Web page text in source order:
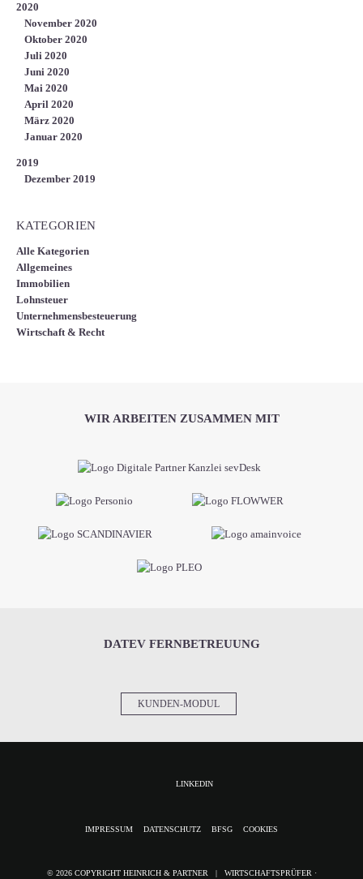
2020
November 2020
Oktober 2020
Juli 2020
Juni 2020
Mai 2020
April 2020
März 2020
Januar 2020
2019
Dezember 2019
KATEGORIEN
Alle Kategorien
Allgemeines
Immobilien
Lohnsteuer
Unternehmensbesteuerung
Wirtschaft & Recht
WIR ARBEITEN ZUSAMMEN MIT
DATEV FERNBETREUUNG
KUNDEN-MODUL
LINKEDIN
NAVIGATION
IMPRESSUM DATENSCHUTZ BFSG COOKIES
© 2026 COPYRIGHT HEINRICH & PARTNER | WIRTSCHAFTSPRÜFER ·